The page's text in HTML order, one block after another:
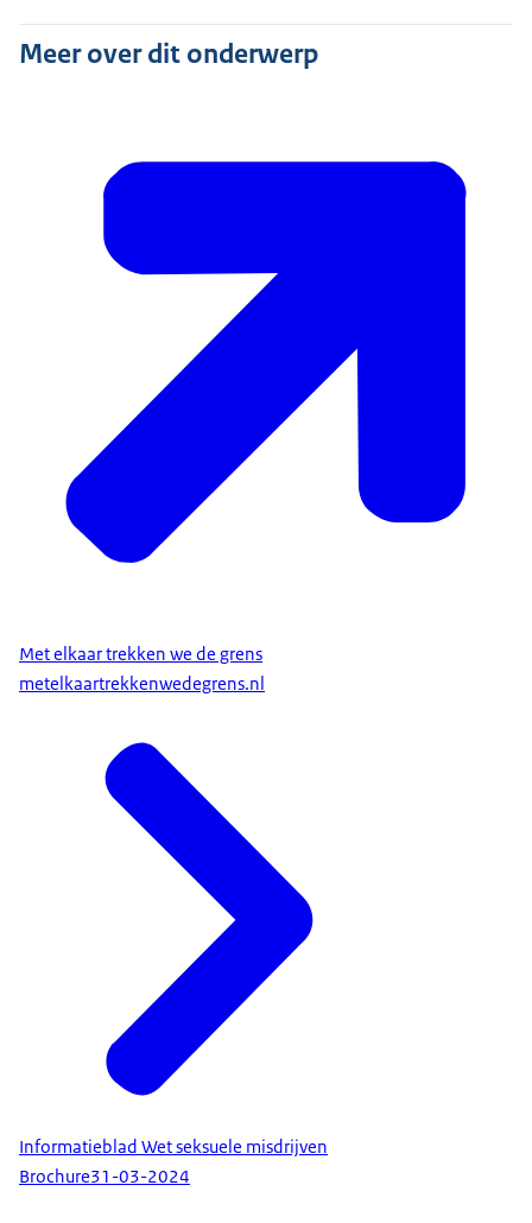
Meer over dit onderwerp
Met elkaar trekken we de grens
metelkaartrekkenwedegrens.nl
Informatieblad Wet seksuele misdrijven
Brochure31-03-2024